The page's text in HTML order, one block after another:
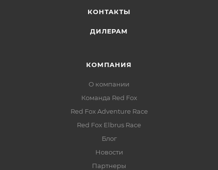
КОНТАКТЫ
ДИЛЕРАМ
КОМПАНИЯ
О компании
Команда Red Fox
Red Fox Adventure Race
Red Fox Elbrus Race
Блог
Новости
Партнеры